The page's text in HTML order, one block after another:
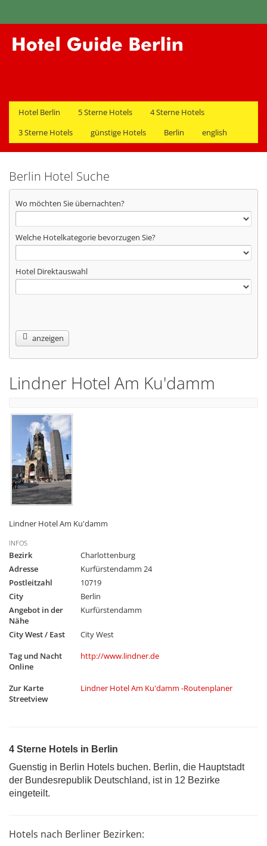
Hotel Berlin 5 Sterne Hotels
4 Sterne Hotels
3 Sterne Hotels
günstige Hotels Berlin english
Berlin Hotel Suche
Wo möchten Sie übernachten?
Welche Hotelkategorie bevorzugen Sie?
Hotel Direktauswahl
anzeigen
Lindner Hotel Am Ku'damm
Lindner Hotel Am Ku'damm
INFOS
Bezirk
Charlottenburg
Adresse
Kurfürstendamm 24
Postleitzahl
10719
City
Berlin
Angebot in der
Nähe
Kurfürstendamm
City West / East
City West
Tag und Nacht
Online
http://www.lindner.de
Zur Karte
Streetview
Lindner Hotel Am Ku'damm -Routenplaner
4 Sterne Hotels in Berlin
Guenstig in Berlin Hotels buchen. Berlin, die Hauptstadt
der Bundesrepublik Deutschland, ist in 12 Bezirke
eingeteilt.
Hotels nach Berliner Bezirken: